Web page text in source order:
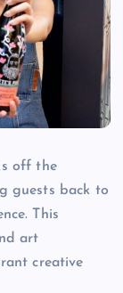
off the
guests back to
This
art
creative